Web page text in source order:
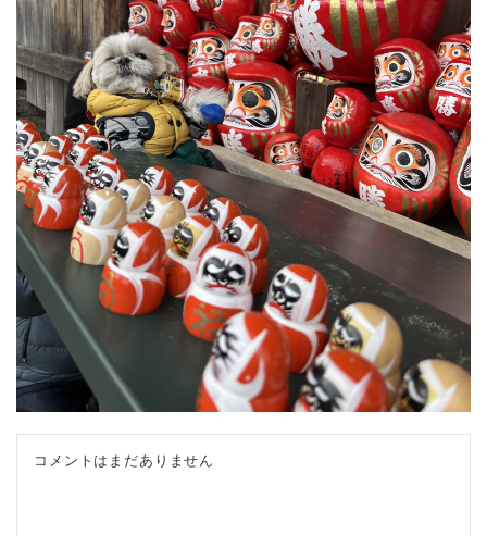
コメントはまだありません